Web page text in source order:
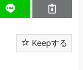
Keepする